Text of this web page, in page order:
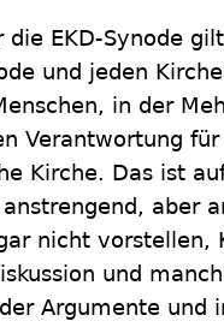
die EKD-Synode
und jeden
in der
Verantwortung
Kirche. Das ist
aber
nicht vorstellen,
und
Argumente und